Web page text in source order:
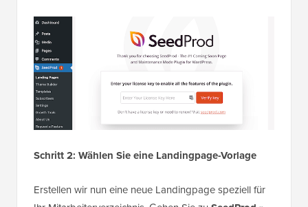
Schritt 2: Wählen Sie eine Landingpage-Vorlage
Erstellen wir nun eine neue Landingpage speziell für